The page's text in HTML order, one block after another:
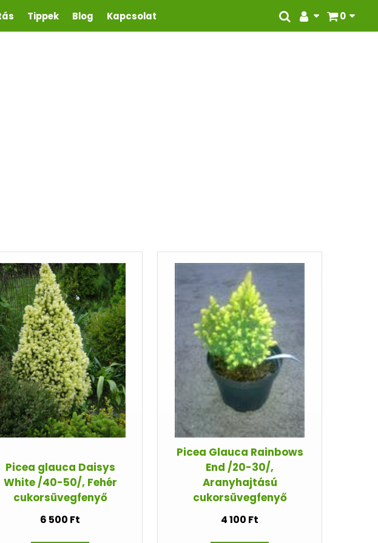
0
Tippek Blog Kapcsolat
Picea glauca Daisys
White /40-50/, Fehér
cukorsüvegfenyő
6 500 Ft
Picea Glauca Rainbows
End /20-30/,
Aranyhajtású
cukorsüvegfenyő
4 100 Ft